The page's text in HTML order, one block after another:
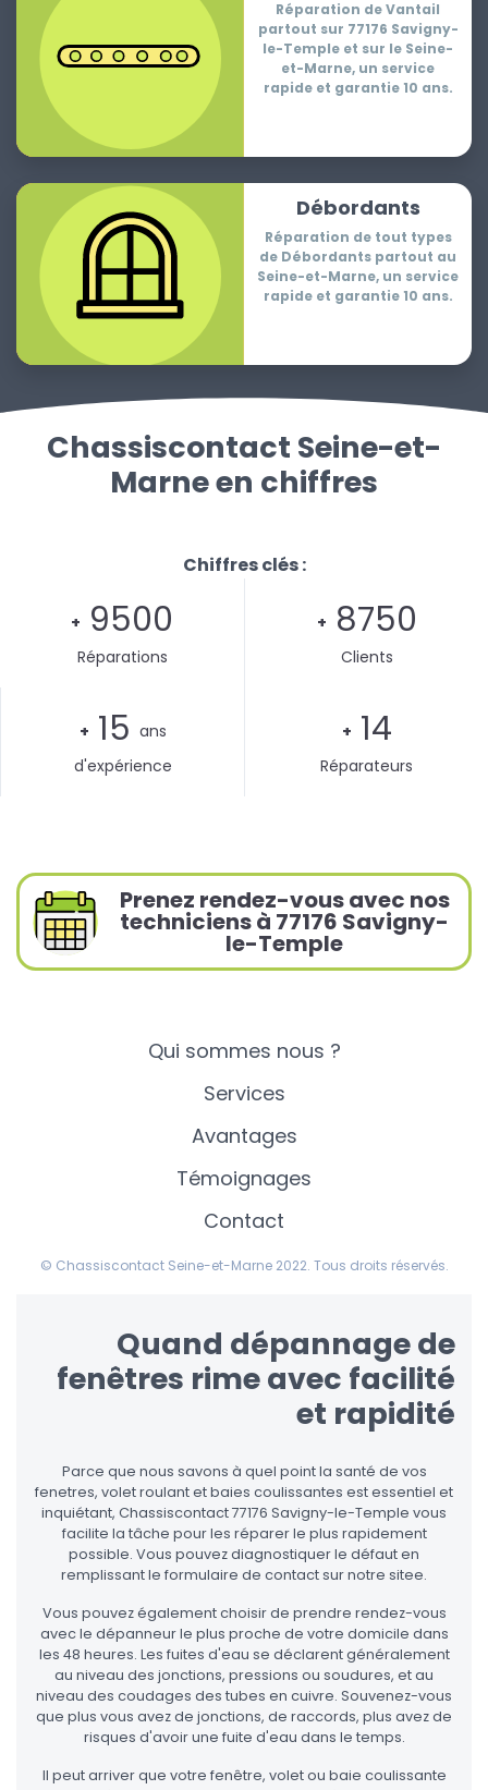
Réparation de Vantail
partout sur 77176 Savigny-
le-Temple et sur le Seine-
et-Marne, un service
rapide et garantie 10 ans.
Débordants
Réparation de tout types
de Débordants partout au
Seine-et-Marne, un service
rapide et garantie 10 ans.
Chassiscontact Seine-et-
Marne en chiffres
Chiffres clés :
+ 9500
Réparations
+ 8750
Clients
+ 15 ans
d'expérience
+ 14
Réparateurs
Prenez rendez-vous avec nos
techniciens à 77176 Savigny-
le-Temple
Qui sommes nous ?
Services
Avantages
Témoignages
Contact
© Chassiscontact Seine-et-Marne 2022. Tous droits réservés.
Quand dépannage de
fenêtres rime avec facilité
et rapidité
Parce que nous savons à quel point la santé de vos
fenetres, volet roulant et baies coulissantes est essentiel et
inquiétant, Chassiscontact 77176 Savigny-le-Temple vous
facilite la tâche pour les réparer le plus rapidement
possible. Vous pouvez diagnostiquer le défaut en
remplissant le formulaire de contact sur notre sitee.
Vous pouvez également choisir de prendre rendez-vous
avec le dépanneur le plus proche de votre domicile dans
les 48 heures. Les fuites d'eau se déclarent généralement
au niveau des jonctions, pressions ou soudures, et au
niveau des coudages des tubes en cuivre. Souvenez-vous
que plus vous avez de jonctions, de raccords, plus avez de
risques d'avoir une fuite d'eau dans le temps.
Il peut arriver que votre fenêtre, volet ou baie coulissante